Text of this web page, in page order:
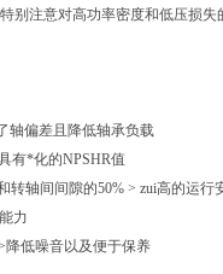
别注意对高功率密度和低压损失
轴偏差且降低轴承负载
有*化的NPSHR值
转轴间间隙的50% > zui高的运行
力
降低噪音以及便于保养